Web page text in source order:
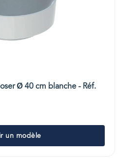
Ø 40 cm blanche - Réf.
un modèle